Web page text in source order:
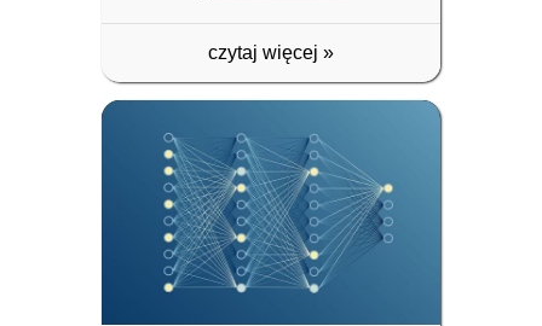
czytaj więcej »